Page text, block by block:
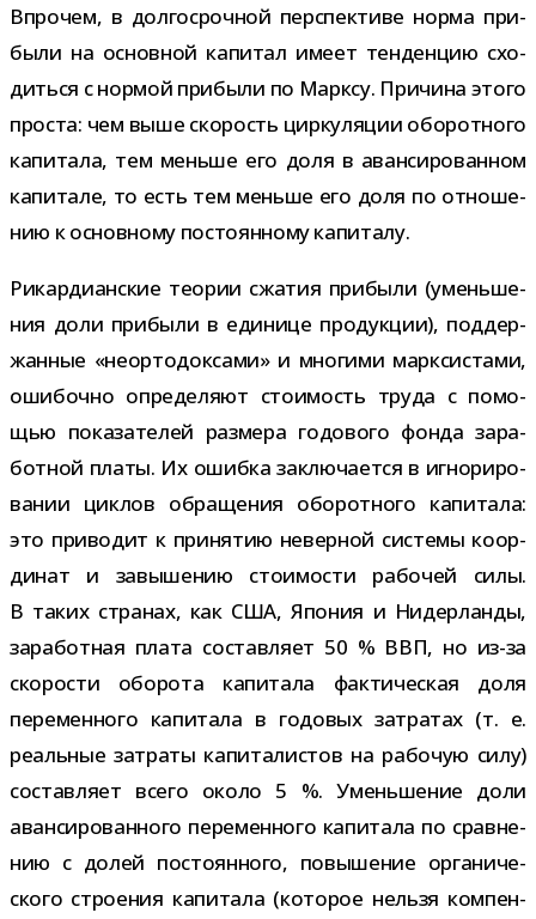
Впрочем, в дол­го­сроч­ной пер­спек­тиве норма при­
были на основ­ной капи­тал имеет тен­ден­цию схо­
диться с нор­мой при­были по Марксу. Причина этого
про­ста: чем выше ско­рость цир­ку­ля­ции обо­рот­ного
капи­тала, тем меньше его доля в аван­си­ро­ван­ном
капи­тале, то есть тем меньше его доля по отно­ше­
нию к основ­ному посто­ян­ному капиталу.
Рикардианские тео­рии сжа­тия при­были (умень­ше­
ния доли при­были в еди­нице про­дук­ции), под­дер­
жан­ные «неор­то­док­сами» и мно­гими марк­си­стами,
оши­бочно опре­де­ляют сто­и­мость труда с помо­
щью пока­за­те­лей раз­мера годо­вого фонда зара­
бот­ной платы. Их ошибка заклю­ча­ется в игно­ри­ро­
ва­нии цик­лов обра­ще­ния обо­рот­ного капи­тала:
это при­во­дит к при­ня­тию невер­ной системы коор­
ди­нат и завы­ше­нию сто­и­мо­сти рабо­чей силы.
В таких стра­нах, как США, Япония и Нидерланды,
зара­бот­ная плата состав­ляет 50 % ВВП, но из-​за
ско­ро­сти обо­рота капи­тала фак­ти­че­ская доля
пере­мен­ного капи­тала в годо­вых затра­тах (т. е.
реаль­ные затраты капи­та­ли­стов на рабо­чую силу)
состав­ляет всего около 5 %. Уменьшение доли
аван­си­ро­ван­ного пере­мен­ного капи­тала по срав­не­
нию с долей посто­ян­ного, повы­ше­ние орга­ни­че­
ского стро­е­ния капи­тала (кото­рое нельзя ком­пен­